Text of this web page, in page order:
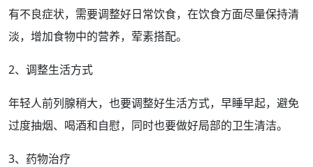
有不良症状，需要调整好日常饮食，在饮食方面尽量保持清
淡，增加食物中的营养，荤素搭配。
2、调整生活方式
年轻人前列腺稍大，也要调整好生活方式，早睡早起，避免
过度抽烟、 喝酒和自慰，同时也要做好局部的卫生清洁。
3、 药物治疗